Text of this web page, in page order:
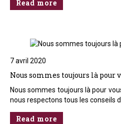
Read more
7 avril 2020
Nous sommes toujours là pour
Nous sommes toujours là pour
nous respectons tous les conseils
Read more